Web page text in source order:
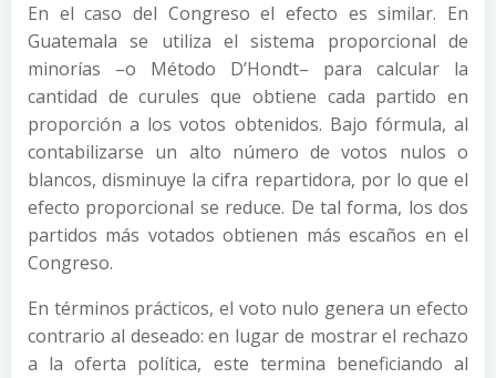
En el caso del Congreso el efecto es similar. En
Guatemala se utiliza el sistema proporcional de
minorías –o Método D’Hondt– para calcular la
cantidad de curules que obtiene cada partido en
proporción a los votos obtenidos. Bajo fórmula, al
contabilizarse un alto número de votos nulos o
blancos, disminuye la cifra repartidora, por lo que el
efecto proporcional se reduce. De tal forma, los dos
partidos más votados obtienen más escaños en el
Congreso.
En términos prácticos, el voto nulo genera un efecto
contrario al deseado: en lugar de mostrar el rechazo
a la oferta política, este termina beneficiando al